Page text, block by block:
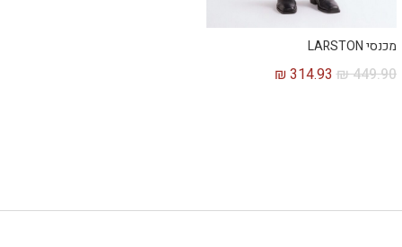
מכנסי LARSTON
₪449.90
₪ 314.93